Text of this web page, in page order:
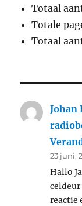
Totaal
Totale
Totaal
Johan
23 juni,
Hallo
reactie